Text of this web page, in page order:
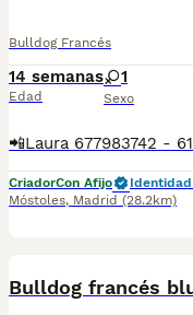
Bulldog Francés
14 semanas
Edad
1
Sexo
CriadorCon Afijo
Móstoles, Madrid (28.2km)
Bulldog francés